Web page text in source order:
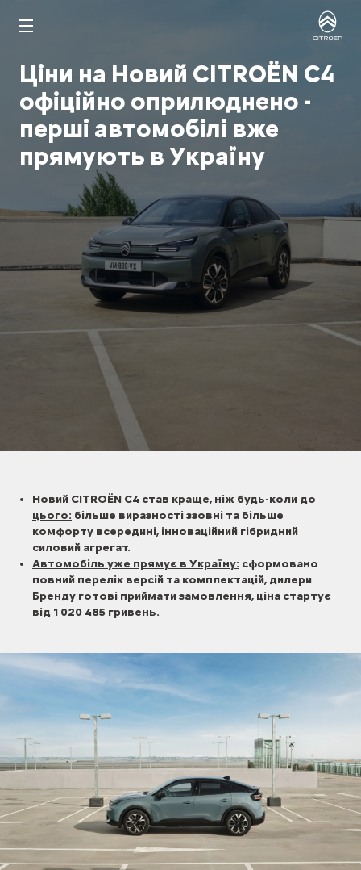
Ціни на Новий CITROËN C4
офіційно оприлюднено -
перші автомобілі вже
прямують в Україну
Новий CITROЁN С4 став краще, ніж будь-коли до
цього: більше виразності ззовні та більше
комфорту всередині, інноваційний гібридний
силовий агрегат.
Автомобіль уже прямує в Україну: сформовано
повний перелік версій та комплектацій, дилери
Бренду готові приймати замовлення, ціна стартує
від 1 020 485 гривень.